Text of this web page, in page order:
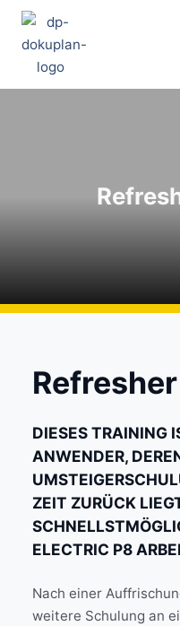
DIESES TRAINING
ANWENDER,
ZEIT ZURÜCK
ELECTRIC P8
Nach einer
weitere Schulung an